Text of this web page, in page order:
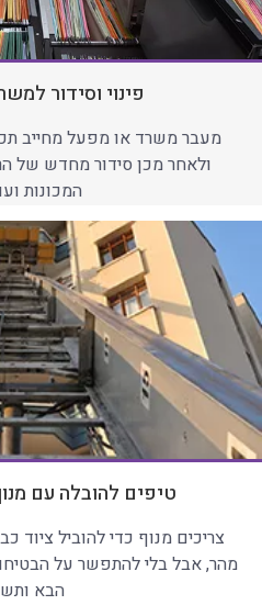
פינוי וסידור
מעבר משרד או מפעל מחייב
ולאחר מכן סידור מחדש של
המכונות
טיפים להובלה עם
צריכים מנוף כדי להוביל ציוד
מהר, אבל בלי להתפשר על
הבא